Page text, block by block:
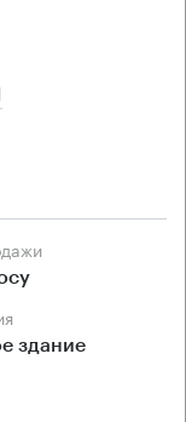
здание